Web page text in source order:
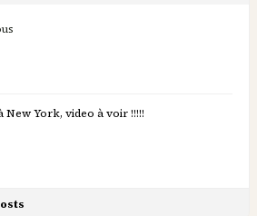
York, video à voir !!!!!